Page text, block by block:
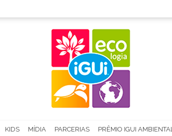
KIDS MÍDIA PARCERIAS PRÊMIO IGUI AMBIENTAL